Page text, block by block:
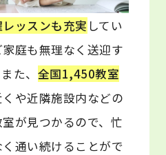
ッスンも充実 してい
庭も無理なく送迎す
た、 全国1,450教室
や近隣施設内などの
が見つかるので、忙
通い続けることがで